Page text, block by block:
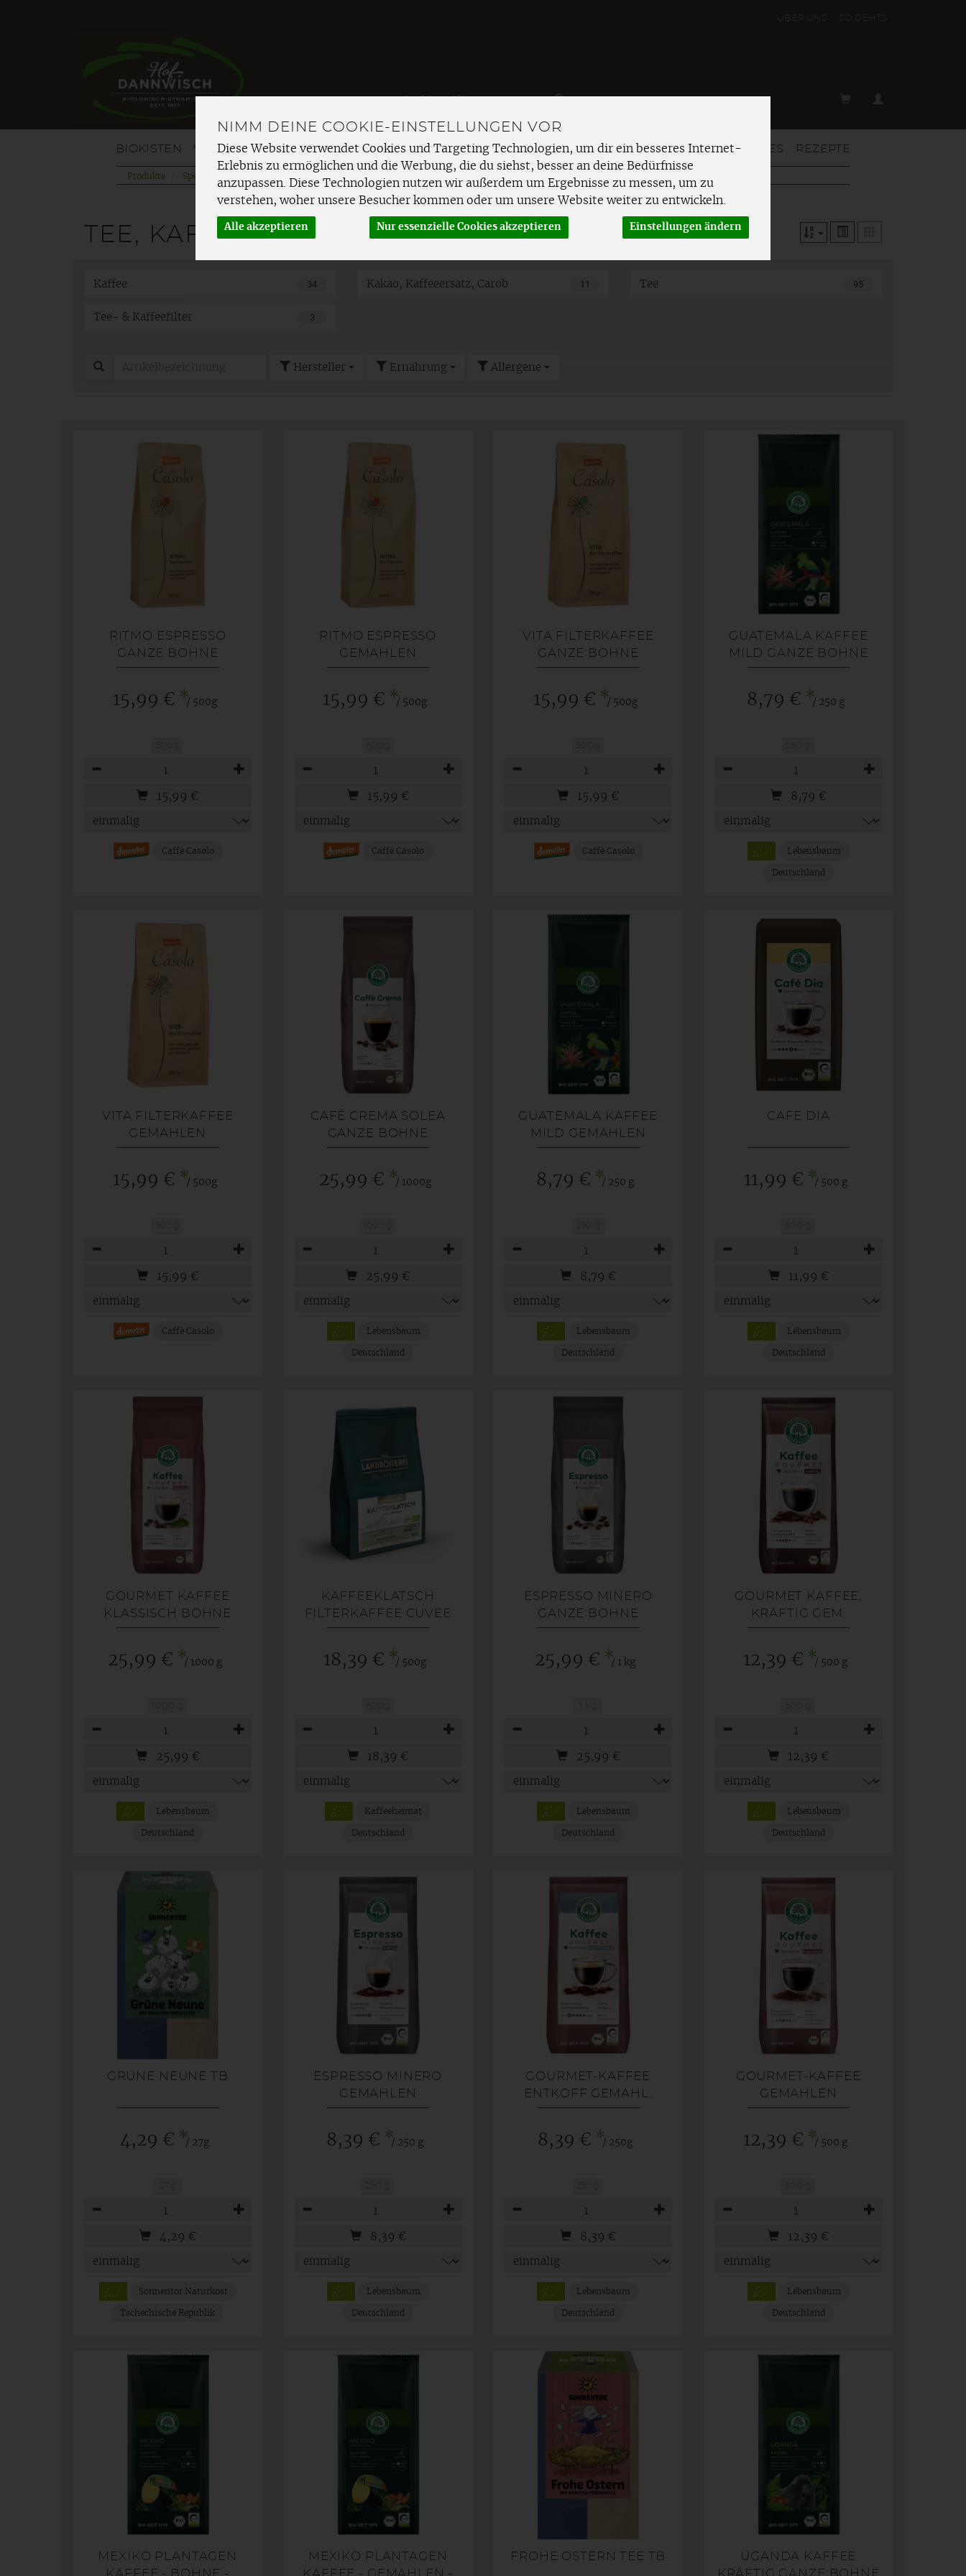
NIMM DEINE COOKIE-EINSTELLUNGEN VOR
Diese Website verwendet Cookies und Targeting Technologien, um dir ein besseres Internet-
Erlebnis zu ermöglichen und die Werbung, die du siehst, besser an deine Bedürfnisse
anzupassen. Diese Technologien nutzen wir außerdem um Ergebnisse zu messen, um zu
verstehen, woher unsere Besucher kommen oder um unsere Website weiter zu entwickeln.
Alle akzeptieren Nur essenzielle Cookies akzeptieren Einstellungen ändern
BIOKISTEN VOM HOF OBST GEMÜSE FRISCHETHEKE SPEISEKAMMER HAUSHALT & MEHR AKTUELLES REZEPTE
Produkte Speisekammer
TEE, KAFFEE & KAKAO
34
Kaffee 11
Kakao, Kaffeeersatz, Carob 95
Tee
3
Tee- & Kaffeefilter
Hersteller Ernährung Allergene
RITMO ESPRESSO
GANZE BOHNE
15,99 € */ 500g
15,99 €
Caffè Casolo
RITMO ESPRESSO
GEMAHLEN
15,99 € */ 500g
15,99 €
Caffè Casolo
VITA FILTERKAFFEE
GANZE BOHNE
15,99 € */ 500g
15,99 €
Caffè Casolo
GUATEMALA KAFFEE
MILD GANZE BOHNE
8,79 € */ 250 g
8,79 €
Lebensbaum
Deutschland
VITA FILTERKAFFEE
GEMAHLEN
15,99 € */ 500g
15,99 €
Caffè Casolo
CAFÉ CREMA SOLEA
GANZE BOHNE
25,99 € */ 1000g
25,99 €
Lebensbaum
Deutschland
GUATEMALA KAFFEE
MILD GEMAHLEN
8,79 € */ 250 g
8,79 €
Lebensbaum
Deutschland
CAFE DIA
11,99 € */ 500 g
11,99 €
Lebensbaum
Deutschland
GOURMET KAFFEE
KLASSISCH BOHNE
25,99 € */ 1000 g
25,99 €
Lebensbaum
Deutschland
KAFFEEKLATSCH
FILTERKAFFEE CUVEE
18,39 € */ 500g
18,39 €
Kaffeeheimat
Deutschland
ESPRESSO MINERO
GANZE BOHNE
25,99 € */ 1 kg
25,99 €
Lebensbaum
Deutschland
GOURMET KAFFEE,
KRÄFTIG GEM.
12,39 € */ 500 g
12,39 €
Lebensbaum
Deutschland
GRÜNE NEUNE TB
4,29 € */ 27g
4,29 €
Sonnentor Naturkost
Tschechische Republik
ESPRESSO MINERO
GEMAHLEN
8,39 € */ 250 g
8,39 €
Lebensbaum
Deutschland
GOURMET-KAFFEE
ENTKOFF.GEMAHL.
8,39 € */ 250g
8,39 €
Lebensbaum
Deutschland
GOURMET-KAFFEE
GEMAHLEN
12,39 € */ 500 g
12,39 €
Lebensbaum
Deutschland
MEXIKO PLANTAGEN
KAFFEE - BOHNE -
MEXIKO PLANTAGEN
KAFFEE - GEMAHLEN -
FROHE OSTERN TEE TB
UGANDA KAFFEE
KRÄFTIG GANZE BOHNE